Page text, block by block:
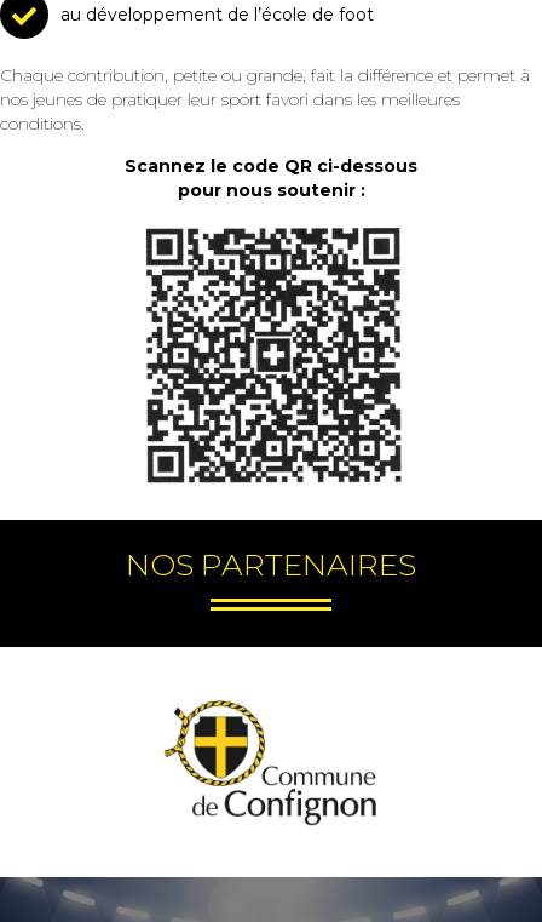
au développement de l’école de foot
Chaque contribution, petite ou grande, fait la différence et permet à
nos jeunes de pratiquer leur sport favori dans les meilleures
conditions.
Scannez le code QR ci-dessous
pour nous soutenir :
NOS PARTENAIRES